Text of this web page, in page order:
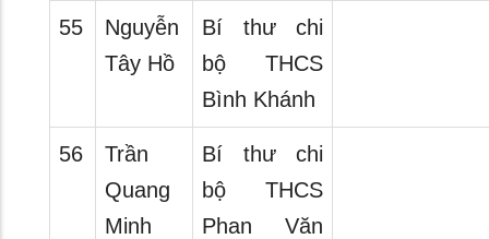
55
Nguyễn
Tây Hồ
Bí thư chi
bộ THCS
Bình Khánh
56
Trần
Quang
Minh
Bí thư chi
bộ THCS
Phan Văn